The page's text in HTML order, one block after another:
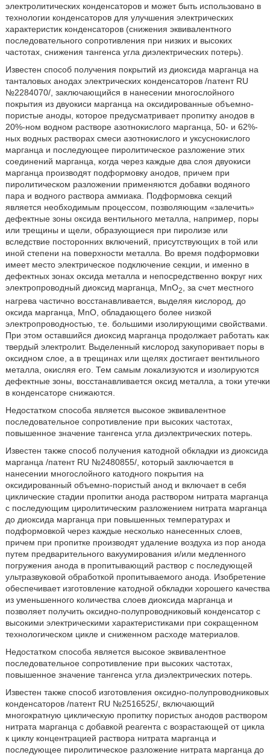
электролитических конденсаторов и может быть использовано в
технологии конденсаторов для улучшения электрических
характеристик конденсаторов (снижения эквивалентного
последовательного сопротивления при низких и высоких
частотах, снижения тангенса угла диэлектрических потерь).
Известен способ получения покрытий из диоксида марганца на
танталовых анодах электрических конденсаторов /патент RU
№2284070/, заключающийся в нанесении многослойного
покрытия из двуокиси марганца на оксидированные объемно-
пористые аноды, которое предусматривает пропитку анодов в
20%-ном водном растворе азотнокислого марганца, 50- и 62%-
ных водных растворах смеси азотнокислого и уксуснокислого
марганца и последующее пиролитическое разложение этих
соединений марганца, когда через каждые два слоя двуокиси
марганца производят подформовку анодов, причем при
пиролитическом разложении применяются добавки водяного
пара и водного раствора аммиака. Подформовка секций
является необходимым процессом, позволяющим «залечить»
дефектные зоны оксида вентильного металла, например, поры
или трещины и щели, образующиеся при пиролизе или
вследствие посторонних включений, присутствующих в той или
иной степени на поверхности металла. Во время подформовки
имеет место электрическое подключение секции, и именно в
дефектных зонах оксида металла и непосредственно вокруг них
электропроводный диоксид марганца, MnO2
, за счет местного
нагрева частично восстанавливается, выделяя кислород, до
оксида марганца, MnO, обладающего более низкой
электропроводностью, т.е. большими изолирующими свойствами.
При этом оставшийся диоксид марганца продолжает работать как
твердый электролит. Выделенный кислород закупоривает поры в
оксидном слое, а в трещинах или щелях достигает вентильного
металла, окисляя его. Тем самым локализуются и изолируются
дефектные зоны, восстанавливается оксид металла, а токи утечки
в конденсаторе снижаются.
Недостатком способа является высокое эквивалентное
последовательное сопротивление при высоких частотах,
повышенное значение тангенса угла диэлектрических потерь.
Известен также способ получения катодной обкладки из диоксида
марганца /патент RU №2480855/, который заключается в
нанесении многослойного катодного покрытия на
оксидированный объемно-пористый анод и включает в себя
циклические стадии пропитки анода раствором нитрата марганца
с последующим циролитическим разложением нитрата марганца
до диоксида марганца при повышенных температурах и
подформовкой через каждые несколько нанесенных слоев,
причем при пропитке производят удаление воздуха из пор анода
путем предварительного вакуумирования и/или медленного
погружения анода в пропитывающий раствор с последующей
ультразвуковой обработкой пропитываемого анода. Изобретение
обеспечивает изготовление катодной обкладки хорошего качества
из уменьшенного количества слоев диоксида марганца и
позволяет получить оксидно-полупроводниковый конденсатор с
высокими электрическими характеристиками при сокращенном
технологическом цикле и сниженном расходе материалов.
Недостатком способа является высокое эквивалентное
последовательное сопротивление при высоких частотах,
повышенное значение тангенса угла диэлектрических потерь.
Известен также способ изготовления оксидно-полупроводниковых
конденсаторов /патент RU №2516525/, включающий
многократную циклическую пропитку пористых анодов раствором
нитрата марганца с добавкой реагента с возрастающей от цикла
к циклу концентрацией раствора нитрата марганца и
последующее пиролитическое разложение нитрата марганца до